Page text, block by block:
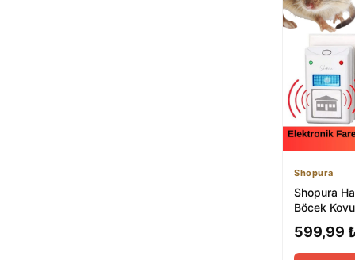
Shopura
Shopura
Böcek
599,99